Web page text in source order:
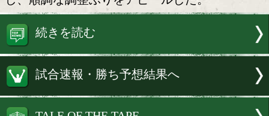
同級3位のレネ・カリスト(31=メキシコ)
て2度目の防衛戦に臨む矢吹は、WBC(
シング評議会)同級3位のタナンチャイ・
ンパック(26=タイ)との4ラウンドのスパ
グを披露。